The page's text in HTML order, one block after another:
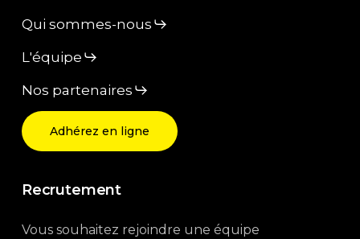
Qui sommes-nous
L'équipe
Nos partenaires
Adhérez en ligne
Recrutement
Vous souhaitez rejoindre une équipe